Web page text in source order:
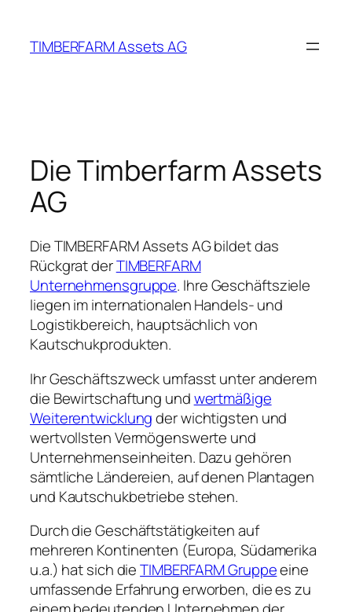
springen
TIMBERFARM Assets AG
Die Timberfarm Assets
AG
Die TIMBERFARM Assets AG bildet das
Rückgrat derTIMBERFARM
Unternehmensgruppe. Ihre Geschäftsziele
liegen im internationalen Handels- und
Logistikbereich, hauptsächlich von
Kautschukprodukten.
Ihr Geschäftszweck umfasst unter anderem
die Bewirtschaftung undwertmäßige
Weiterentwicklungder wichtigsten und
wertvollsten Vermögenswerte und
Unternehmenseinheiten. Dazu gehören
sämtliche Ländereien, auf denen Plantagen
und Kautschukbetriebe stehen.
Durch die Geschäftstätigkeiten auf
mehreren Kontinenten (Europa, Südamerika
u.a.) hat sich dieTIMBERFARM Gruppeeine
umfassende Erfahrung erworben, die es zu